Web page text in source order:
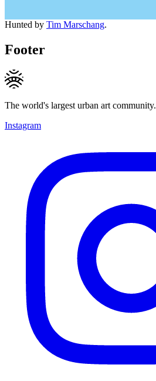
Hunted by Tim Marschang.
Footer
The world's largest urban art community.
Instagram